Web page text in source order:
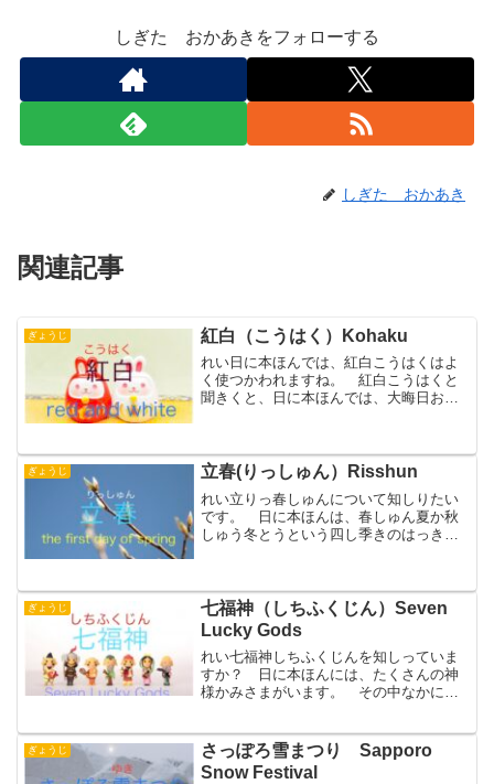
しぎた おかあきをフォローする
しぎた おかあき
関連記事
ぎょうじ 紅白（こうはく）Kohaku
れい日に本ほんでは、紅白こうはくはよ
く使つかわれますね。 紅白こうはくと
聞きくと、日に本ほんでは、大晦日おお
合戦うたがっせんをおも...
ぎょうじ 立春(りっしゅん）Risshun
れい立りっ春しゅんについて知しりたい
です。 日に本ほんは、春しゅん夏か秋
しゅう冬とうという四し季きのはっきり
す。 二に十じゅう四し節せ...
ぎょうじ
七福神（しちふくじん）Seven
Lucky Gods
れい七福神しちふくじんを知しっていま
すか？ 日に本ほんには、たくさんの神
様かみさまがいます。 その中なかに、
しちふくじんとは、恵比寿えびす天て
ん、福禄寿ふくろくじゅ、布...
ぎょうじ
さっぽろ雪まつり Sapporo
Snow Festival